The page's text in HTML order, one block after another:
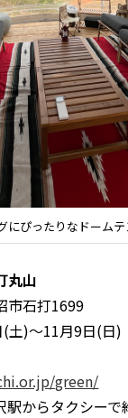
にぴったりなドーム
丸山
市石打1699
(土)～11月9日(
green/
駅からタクシーで